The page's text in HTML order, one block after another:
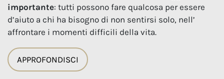
importante: tutti possono fare qualcosa per essere
d’aiuto a chi ha bisogno di non sentirsi solo, nell’
affrontare i momenti difficili della vita.
APPROFONDISCI